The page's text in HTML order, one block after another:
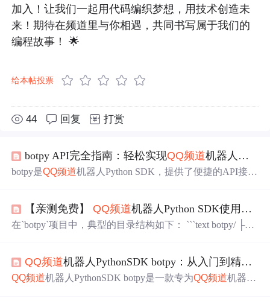
加入！让我们一起用代码编织梦想，用技术创造未
来！期待在频道里与你相遇，共同书写属于我们的
编程故事！ 🌟
给本帖投票
44 回复 打赏
botpy API完全指南：轻松实现QQ频道机器人消息发送与管理
botpy是QQ频道机器人Python SDK，提供了便捷的API接口
QQ
频道机器人开发的核心技能。 ## 快速入门：环境搭建
与初始化 ### 安装与配置 首先需要安装botpy库，你可以通
【亲测免费】 QQ频道机器人Python SDK使用教程
在`botpy`项目中，典型的目录结构如下： ```text botpy/ ├──
sic.py # 基础示例 │ └── ... ...
QQ频道机器人PythonSDK botpy：从入门到精通的完整开发指南
QQ频道机器人PythonSDK botpy是一款专为QQ频道机器人